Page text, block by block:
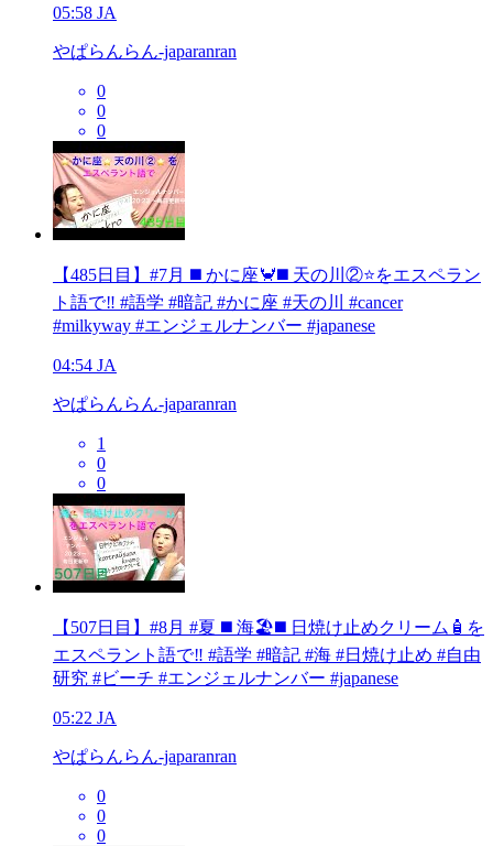
05:58 JA
やぱらんらん-japaranran
0
0
0
【485日目】#7月 ◼️ かに座🦀◼️ 天の川②⭐️をエスペラン
ト語で‼️ #語学 #暗記 #かに座 #天の川 #cancer
#milkyway #エンジェルナンバー #japanese
04:54 JA
やぱらんらん-japaranran
1
0
0
【507日目】#8月 #夏 ◼️ 海🏖️◼️ 日焼け止めクリーム🧴を
エスペラント語で‼️ #語学 #暗記 #海 #日焼け止め #自由
研究 #ビーチ #エンジェルナンバー #japanese
05:22 JA
やぱらんらん-japaranran
0
0
0